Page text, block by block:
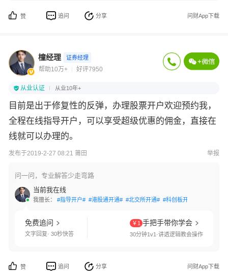
赞 追问 分享 问财App下载
橦经理 证券经理
帮助10万+ 好评7950
从业认证 从业10年+
目前是出于修复性的反弹，办理股票开户欢迎预约我，
全程在线指导开户，可以享受超级优惠的佣金，直接在
线就可以办理的。
发布于2019-2-27 08:21 莆田 举报
问一问，专业解答少走弯路
当前我在线
我擅长： #指导开户# #港股通开通# #北交所开通# #科创板开通#
免费追问
文字回复· 30秒快答
￥1 手把手带你学会
30分钟1v1·讲透逻辑教会操作
赞 追问 分享 问财App下载